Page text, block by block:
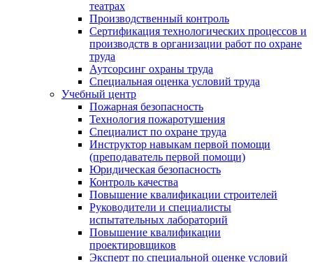
театрах
Производственный контроль
Сертификация технологических процессов и
производств в организации работ по охране
труда
Аутсорсинг охраны труда
Специальная оценка условий труда
Учебный центр
Пожарная безопасность
Технология пожаротушения
Специалист по охране труда
Инструктор навыкам первой помощи
(преподаватель первой помощи)
Юридическая безопасность
Контроль качества
Повышение квалификации строителей
Руководители и специалисты
испытательных лабораторий
Повышение квалификации
проектировщиков
Эксперт по специальной оценке условий